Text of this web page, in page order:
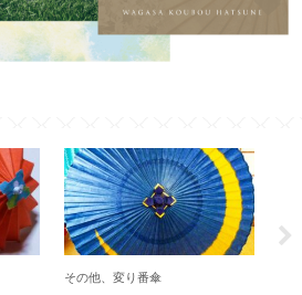
その他、変り番傘